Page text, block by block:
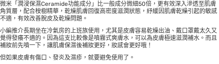
微米「潤浸保濕Ceramide功能成分」比一般成分微細50倍，更有效深入滲透至肌膚
角質層，配合桉樹精華，乾燥肌膚回復高密度滋潤狀態，紓緩因肌膚乾燥引起的敏感
不適，有效改善脫皮及乾燥問題。
小編推介長期坐在冷氣房的上班族使用，尤其是皮膚容易乾燥出油、戴口罩戴太久又
覺得發癢不適的。因為這支比較像是噴霧式爽膚水，可以為皮膚極速滋潤補水。而且
補妝前先噴一下，讓肌膚保濕後補妝更好，妝感會更好哦！
但如果皮膚有傷口、發炎及濕疹，就要避免使用了。